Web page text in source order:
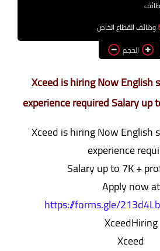
بالجامعات والمعاهد
اخبار
وظائف القطاع الخاص
الحجم
Xceed is hiring Now English
experience required Salary up
Xceed is hiring Now English
experience
Salary up to 7K +
Apply now at
https://forms.gle/
XceedHiring
Xceed